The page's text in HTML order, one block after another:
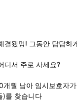
결됐멍! 그동안 답답하
디서 주로 사세요?
개월 남아 임시보호자
)를 찾습니다